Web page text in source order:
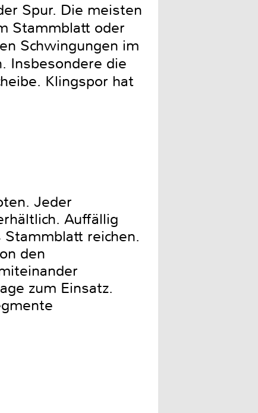
Spur. Die meisten
Stammblatt oder
Schwingungen im
Insbesondere die
Klingspor hat
Jeder
Auffällig
reichen.
den
zum Einsatz.